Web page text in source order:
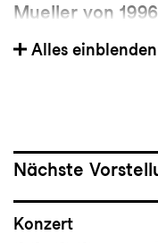
Mueller von
Dirigenten
Deutschen
Competition.
Mahler
von 2003 bis
Alles einblenden
Nächste
Konzert